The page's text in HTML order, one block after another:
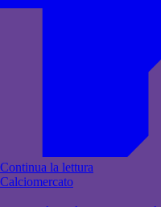
Continua la lettura
Calciomercato